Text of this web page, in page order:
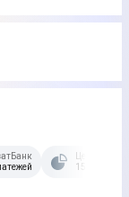
15 платежей